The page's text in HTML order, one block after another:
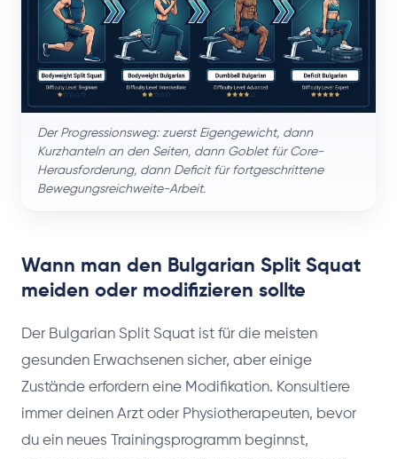
Der Progressionsweg: zuerst Eigengewicht, dann
Kurzhanteln an den Seiten, dann Goblet für Core-
Herausforderung, dann Deficit für fortgeschrittene
Bewegungsreichweite-Arbeit.
Wann man den Bulgarian Split Squat
meiden oder modifizieren sollte
Der Bulgarian Split Squat ist für die meisten
gesunden Erwachsenen sicher, aber einige
Zustände erfordern eine Modifikation. Konsultiere
immer deinen Arzt oder Physiotherapeuten, bevor
du ein neues Trainingsprogramm beginnst,